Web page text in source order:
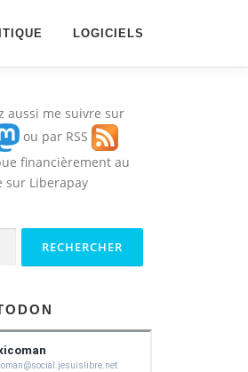
LOGICIELS
aussi me suivre sur
ou par RSS
financièrement au
sur Liberapay